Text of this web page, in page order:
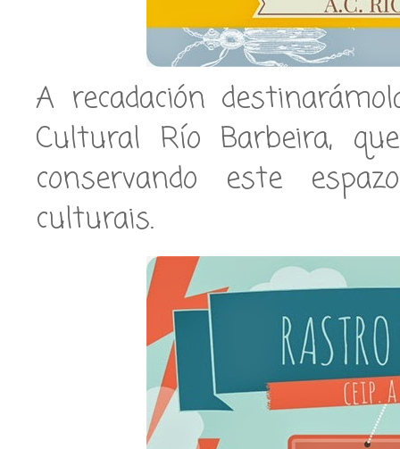
A recadación
Cultural Río Barbeira,
conservando este
culturais.